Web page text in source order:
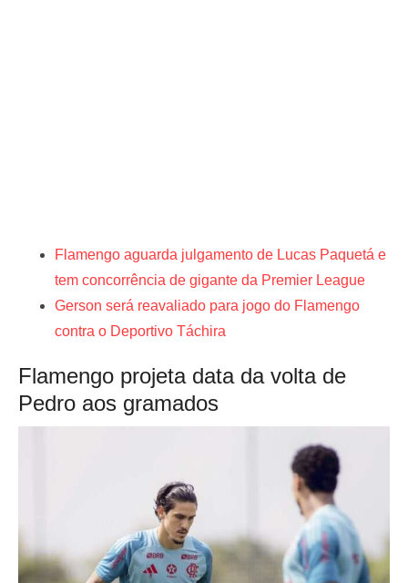
Flamengo aguarda julgamento de Lucas Paquetá e
tem concorrência de gigante da Premier League
Gerson será reavaliado para jogo do Flamengo
contra o Deportivo Táchira
Flamengo projeta data da volta de
Pedro aos gramados